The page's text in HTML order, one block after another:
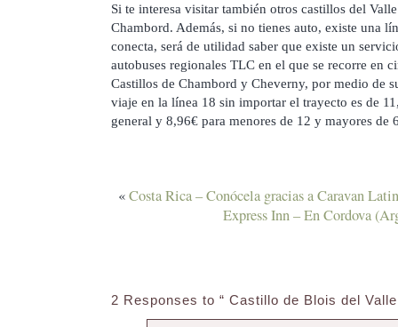
Si te interesa visitar también otros castillos del
Chambord. Además, si no tienes auto, existe una
conecta, será de utilidad saber que existe un
autobuses regionales TLC en el que se recorre en
Castillos de Chambord y Cheverny, por medio de
viaje en la línea 18 sin importar el trayecto es de
general y 8,96€ para menores de 12 y mayores de
«Costa Rica – Conócela gracias a Caravan
Express Inn – En Cordova
2 Responses to “ Castillo de Blois del